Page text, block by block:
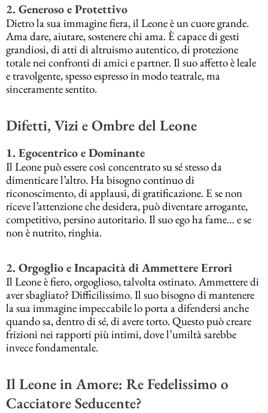
2. Generoso e Protettivo
Dietro la sua immagine fiera, il Leone è un cuore grande.
Ama dare, aiutare, sostenere chi ama. È capace di gesti
grandiosi, di atti di altruismo autentico, di protezione
totale nei confronti di amici e partner. Il suo affetto è leale
e travolgente, spesso espresso in modo teatrale, ma
sinceramente sentito.
Difetti, Vizi e Ombre del Leone
1. Egocentrico e Dominante
Il Leone può essere così concentrato su sé stesso da
dimenticare l’altro. Ha bisogno continuo di
riconoscimento, di applausi, di gratificazione. E se non
riceve l’attenzione che desidera, può diventare arrogante,
competitivo, persino autoritario. Il suo ego ha fame… e se
non è nutrito, ringhia.
2. Orgoglio e Incapacità di Ammettere Errori
Il Leone è fiero, orgoglioso, talvolta ostinato. Ammettere di
aver sbagliato? Difficilissimo. Il suo bisogno di mantenere
la sua immagine impeccabile lo porta a difendersi anche
quando sa, dentro di sé, di avere torto. Questo può creare
frizioni nei rapporti più intimi, dove l’umiltà sarebbe
invece fondamentale.
Il Leone in Amore: Re Fedelissimo o
Cacciatore Seducente?